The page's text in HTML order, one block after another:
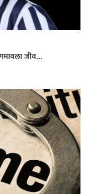
गमावला जीव…